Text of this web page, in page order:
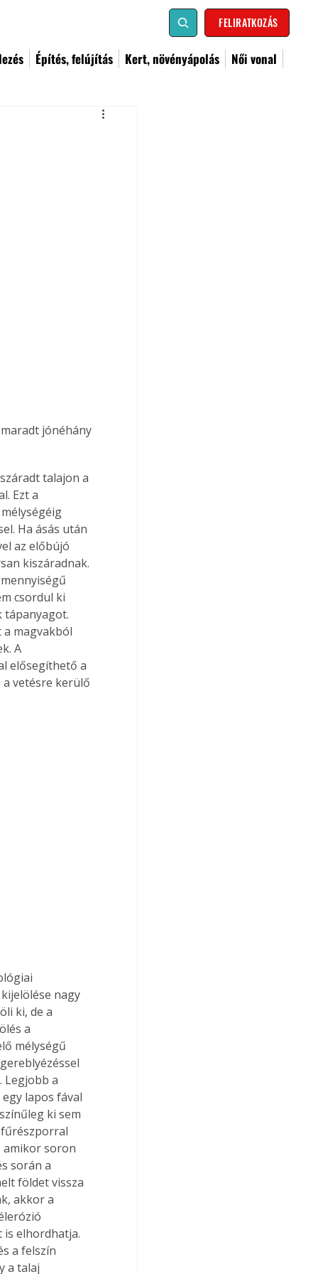
FELIRATKOZÁS
Építés, felújítás Kert, növényápolás Női vonal
jónéhány
Ezt a
Ha ásás után
az előbújó
kiszáradnak.
csordul ki
tápanyagot.
magvakból
A
elősegíthető a
a vetésre kerülő
nagy
ki, de a
a
mélységű
Legjobb a
lapos fával
ki sem
fűrészporral
amikor soron
során a
földet vissza
akkor a
is elhordhatja.
a felszín
a talaj